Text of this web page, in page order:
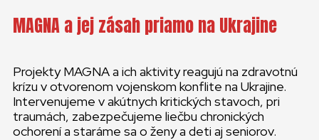
MAGNA a jej zásah priamo na Ukrajine
Projekty MAGNA a ich aktivity reagujú na zdravotnú
krízu v otvorenom vojenskom konflite na Ukrajine.
Intervenujeme v akútnych kritických stavoch, pri
traumách, zabezpečujeme liečbu chronických
ochorení a staráme sa o ženy a deti aj seniorov.